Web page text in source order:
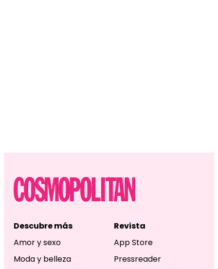
Descubre más
Amor y sexo
Moda y belleza
Revista
App Store
Pressreader